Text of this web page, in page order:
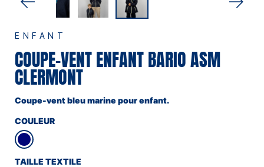
ENFANT
COUPE-VENT ENFANT BARIO ASM
CLERMONT
Coupe-vent bleu marine pour enfant.
COULEUR
TAILLE TEXTILE